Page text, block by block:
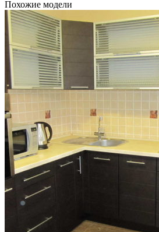
Похожие модели